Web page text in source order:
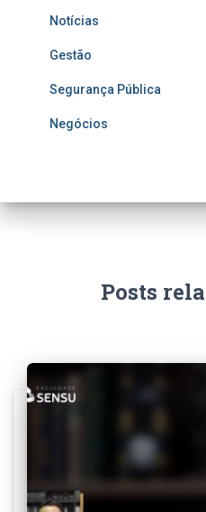
Notícias
Gestão
Segurança Pública
Negócios
Posts